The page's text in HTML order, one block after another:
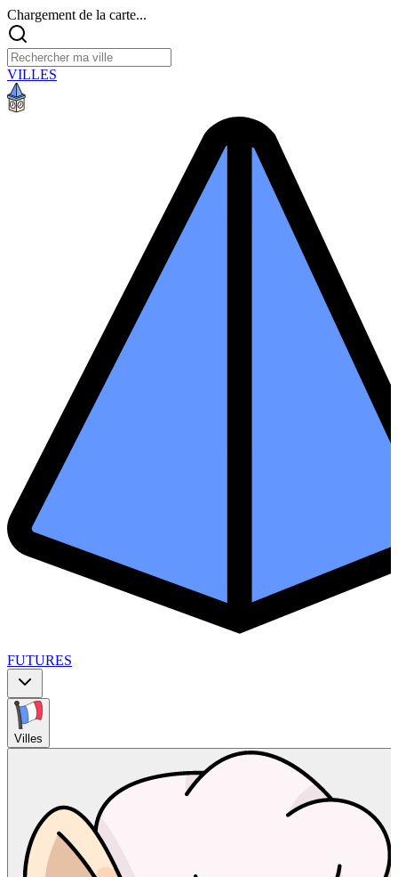
Chargement de la carte...
VILLES
FUTURES
Villes